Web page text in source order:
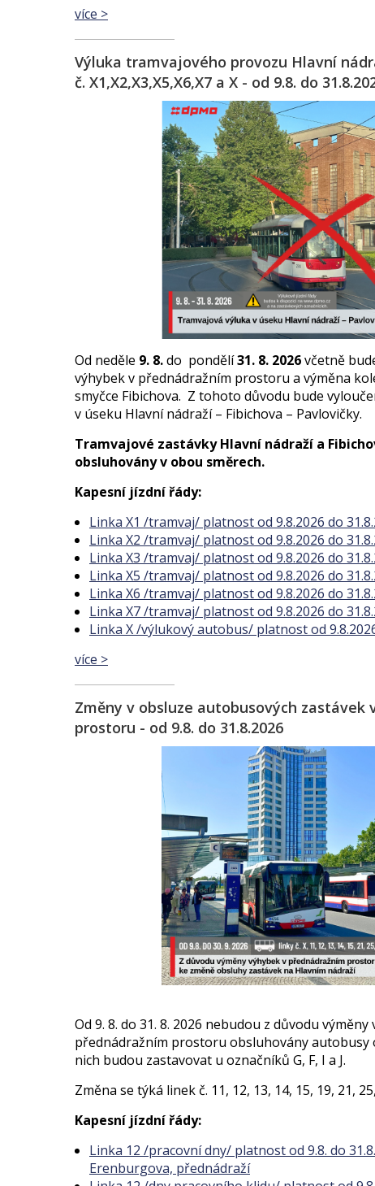
více >
Výluka tramvajového provozu Hlavní
č. X1,X2,X3,X5,X6,X7 a X - od 9.8. do
Od neděle 9. 8.do pondělí31. 8. 2026včetně
výhybek v přednádražním prostoru a výměna
smyčce Fibichova. Z tohoto důvodu bude
v úseku Hlavní nádraží – Fibichova – Pavlovičky.
Tramvajové zastávky Hlavní nádraží a
obsluhovány v obou směrech.
Kapesní jízdní řády:
Linka X1 /tramvaj/ platnost od 9.8.2026 do
Linka X2 /tramvaj/ platnost od 9.8.2026 do
Linka X3 /tramvaj/ platnost od 9.8.2026 do
Linka X5 /tramvaj/ platnost od 9.8.2026 do
Linka X6 /tramvaj/ platnost od 9.8.2026 do
Linka X7 /tramvaj/ platnost od 9.8.2026 do
Linka X /výlukový autobus/ platnost od
více >
Změny v obsluze autobusových zastávek
prostoru - od 9.8. do 31.8.2026
Od 9. 8. do 31. 8. 2026 nebudou z důvodu
přednádražním prostoru obsluhovány autobusy
nich budou zastavovat u označníků G, F, I a J.
Změna se týká linek č. 11, 12, 13, 14, 15, 19, 21,
Kapesní jízdní řády:
Linka 12 /pracovní dny/ platnost od 9.8. do
Erenburgova, přednádraží